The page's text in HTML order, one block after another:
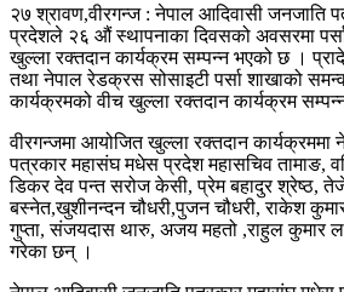
२७ श्रावण,वीरगन्ज : नेपाल आदिवासी जनजाति
प्रदेशले २६ औं स्थापनाका दिवसको अवसरमा
खुल्ला रक्तदान कार्यक्रम सम्पन्न भएको छ ।
तथा नेपाल रेडक्रस सोसाइटी पर्सा शाखाको
कार्यक्रमको वीच खुल्ला रक्तदान कार्यक्रम
वीरगन्जमा आयोजित खुल्ला रक्तदान कार्यक्रममा
पत्रकार महासंघ मधेस प्रदेश महासचिव तामाङ,
डिकर देव पन्त सरोज केसी, प्रेम बहादुर श्रेष्ठ,
बस्नेत,खुशीनन्दन चौधरी,पुजन चौधरी, राकेश
गुप्ता, संजयदास थारु, अजय महतो ,राहुल कुमार
गरेका छन् ।